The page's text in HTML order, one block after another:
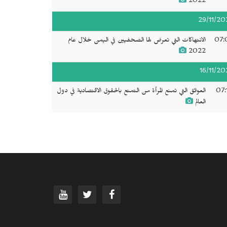
29/11/
الانتهاكات التي تعرض لها الصحفيين في اليمن خلال عام
2022
16/11/
العوائق التي تمنع المرأة من التمتع بالحقوق الاقتصادية في دول
العالم